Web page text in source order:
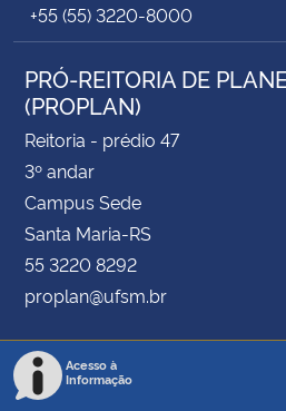
+55 (55) 3220-8000
PRÓ-REITORIA DE
(PROPLAN)
Reitoria - prédio 47
3º andar
Campus Sede
Santa Maria-RS
55 3220 8292
proplan@ufsm.br
Acesso à
Informação